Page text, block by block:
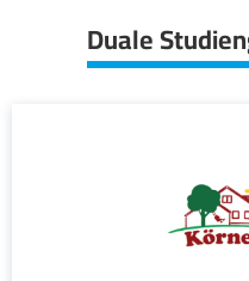
Duale